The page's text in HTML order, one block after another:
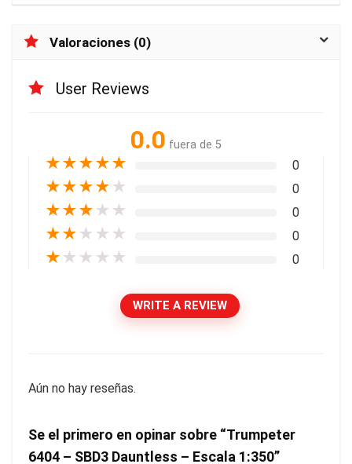
Valoraciones (0)
User Reviews
0.0 fuera de 5
★★★★★ 0
★★★★ ★ 0
★★★ ★ ★ 0
★★ ★ ★ ★ 0
★ ★ ★ ★ ★ 0
WRITE A REVIEW
Aún no hay reseñas.
Se el primero en opinar sobre “Trumpeter
6404 – SBD3 Dauntless – Escala 1:350”